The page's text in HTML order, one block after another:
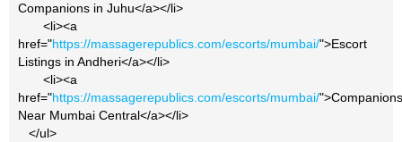
Companions in Juhu</a></li>
<li><a
href="https://massagerepublics.com/escorts/mumbai/">Escort
Listings in Andheri</a></li>
<li><a
href="https://massagerepublics.com/escorts/mumbai/
Near Mumbai Central</a></li>
</ul>